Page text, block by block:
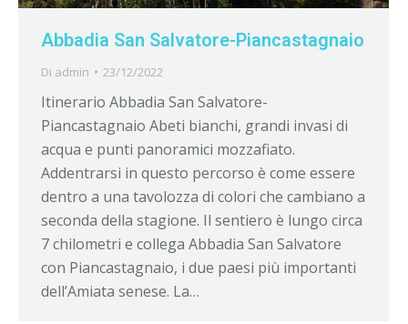
Abbadia San Salvatore-Piancastagnaio
Di admin 23/12/2022
Itinerario Abbadia San Salvatore-
Piancastagnaio Abeti bianchi, grandi invasi di
acqua e punti panoramici mozzafiato.
Addentrarsi in questo percorso è come essere
dentro a una tavolozza di colori che cambiano a
seconda della stagione. Il sentiero è lungo circa
7 chilometri e collega Abbadia San Salvatore
con Piancastagnaio, i due paesi più importanti
dell’Amiata senese. La…